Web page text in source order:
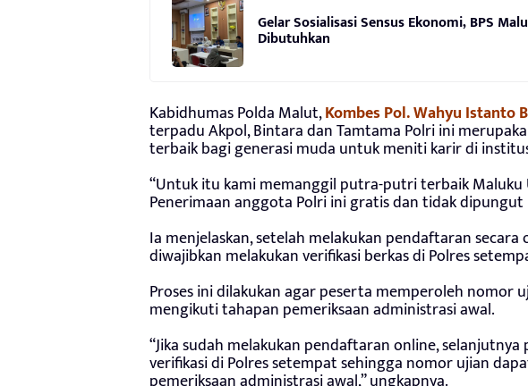
Gelar Sosialisasi Sensus Ekonomi, BPS
Dibutuhkan
Kabidhumas Polda Malut,Kombes Pol. Wahyu Istanto
terpadu Akpol, Bintara dan Tamtama Polri ini
terbaik bagi generasi muda untuk meniti karir di
“Untuk itu kami memanggil putra-putri terbaik
Penerimaan anggota Polri ini gratis dan tidak dipungut
Ia menjelaskan, setelah melakukan pendaftaran
diwajibkan melakukan verifikasi berkas di Polres
Proses ini dilakukan agar peserta memperoleh nomor
mengikuti tahapan pemeriksaan administrasi awal.
“Jika sudah melakukan pendaftaran online,
verifikasi di Polres setempat sehingga nomor ujian